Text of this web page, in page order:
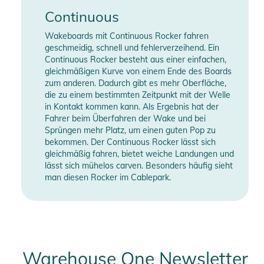
Boardkontrolle. Die Remix Bindung ist eine exzellente Wahl
benutzerfreundliche Wakeboard-Bindung suchen, die sich mit
jedem Board auf dem Markt kombinieren lässt.
Eigenschaften:
- Einfache Passform: Die Bindung lässt sich weit öffnen und
erleichtert den Einstieg in deine Session.
- Support Level - Mittel: Die Materialauswahl bietet ein
weicheres und flexibleres Gefühl.
- Einstellbare Größe: Verstellbares Zehendesign und
schwimmende Zunge bieten verschiedenen Schuhgrößen
einen sicheren Sitz. Teilen Sie Ihre Bindungen und
#PassTheHandle.
haben wir das Gesamtvolumen um fast 16 % reduziert, was
Continuous
Wakeboards mit Continuous Rocker fahren
geschmeidig, schnell und fehlerverzeihend. Ein
Continuous Rocker besteht aus einer einfachen,
gleichmäßigen Kurve von einem Ende des Boards
zum anderen. Dadurch gibt es mehr Oberfläche,
die zu einem bestimmten Zeitpunkt mit der Welle
in Kontakt kommen kann. Als Ergebnis hat der
Fahrer beim Überfahren der Wake und bei
Sprüngen mehr Platz, um einen guten Pop zu
bekommen. Der Continuous Rocker lässt sich
gleichmäßig fahren, bietet weiche Landungen und
lässt sich mühelos carven. Besonders häufig sieht
man diesen Rocker im Cablepark.
Warehouse One Newsletter